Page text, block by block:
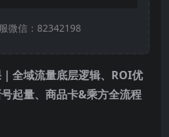
微信：82342198
全域流量底层逻辑、ROI优
起量、商品卡&乘方全流程